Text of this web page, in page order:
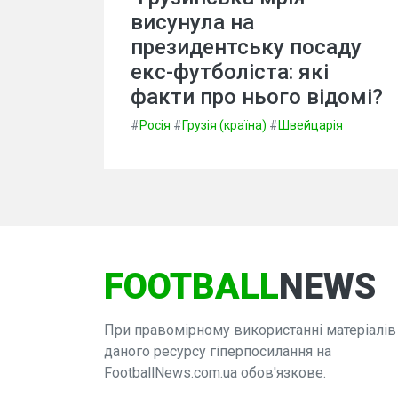
висунула на
президентську посаду
екс-футболіста: які
факти про нього відомі?
#Росія #Грузія (країна) #Швейцарія
FOOTBALLNEWS
При правомірному використанні
даного ресурсу гіперпосилання на
FootballNews.com.ua обов'язкове.